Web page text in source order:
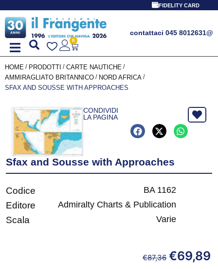
FIDELITY CARD
contattaci 045 8012631@
0
HOME / PRODOTTI / CARTE NAUTICHE /
AMMIRAGLIATO BRITANNICO / NORD AFRICA /
SFAX AND SOUSSE WITH APPROACHES
CONDIVIDI
LA PAGINA
Sfax and Sousse with Approaches
Codice BA 1162
Editore Admiralty Charts & Publication
Scala Varie
€87,36 €69,89